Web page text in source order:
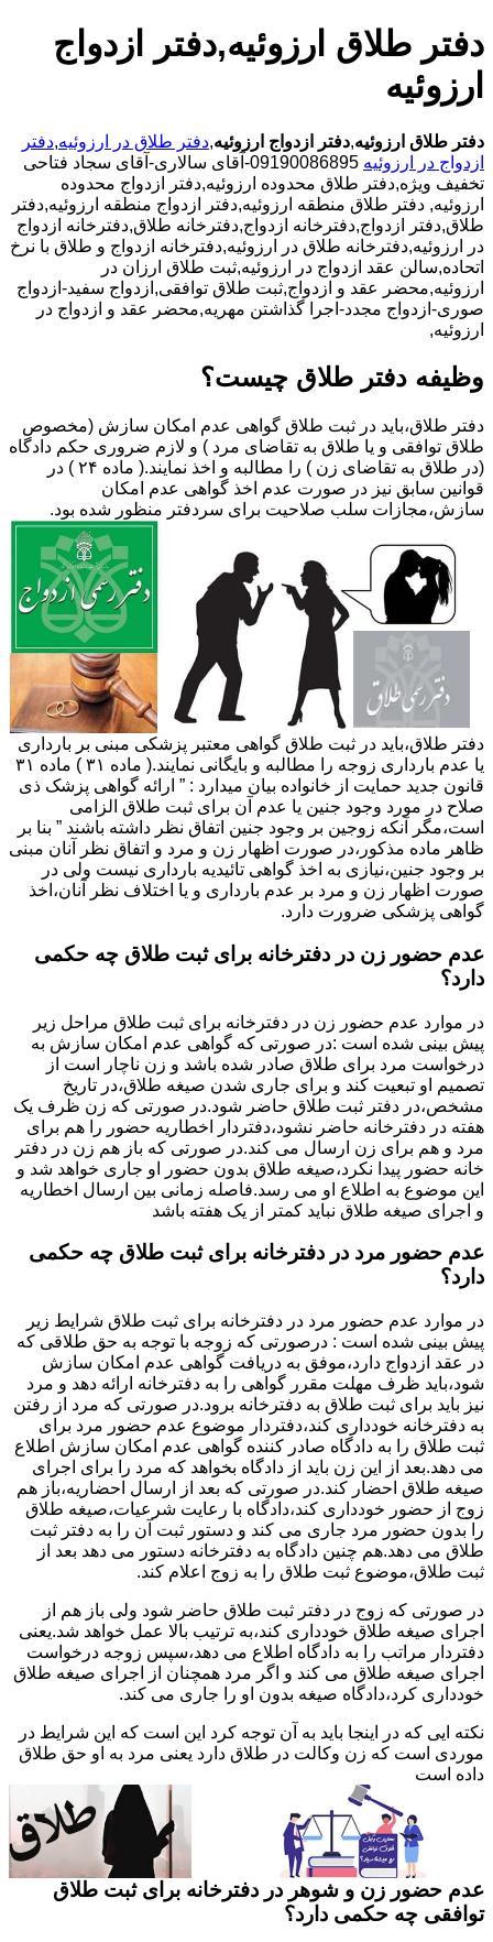
دفتر طلاق ارزوئیه,دفتر ازدواج
ارزوئیه
دفتر طلاق ارزوئیه,دفتر ازدواج ارزوئیه,دفتر طلاق در ارزوئیه,دفتر
ازدواج در ارزوئیه
09190086895-آقای سالاری-آقای سجاد فتاحی
تخفیف ویژه,دفتر طلاق محدوده ارزوئیه,دفتر ازدواج محدوده
ارزوئیه, دفتر طلاق منطقه ارزوئیه,دفتر ازدواج منطقه ارزوئیه,دفتر
طلاق,دفتر ازدواج,دفترخانه ازدواج,دفترخانه طلاق,دفترخانه ازدواج
در ارزوئیه,دفترخانه طلاق در ارزوئیه,دفترخانه ازدواج و طلاق با نرخ
اتحاده,سالن عقد ازدواج در ارزوئیه,ثبت طلاق ارزان در
ارزوئیه,محضر عقد و ازدواج,ثبت طلاق توافقی,ازدواج سفید-ازدواج
صوری-ازدواج مجدد-اجرا گذاشتن مهریه,محضر عقد و ازدواج در
ارزوئیه,
وظیفه دفتر طلاق چیست؟
دفتر طلاق،باید در ثبت طلاق گواهی عدم امکان سازش (مخصوص
طلاق توافقی و یا طلاق به تقاضای مرد ) و لازم ضروری حکم دادگاه
(در طلاق به تقاضای زن ) را مطالبه و اخذ نمایند.( ماده ۲۴ ) در
قوانین سابق نیز در صورت عدم اخذ گواهی عدم امکان
سازش،مجازات سلب صلاحیت برای سردفتر منظور شده بود.
دفتر طلاق،باید در ثبت طلاق گواهی معتبر پزشکی مبنی بر بارداری
یا عدم بارداری زوجه را مطالبه و بایگانی نمایند.( ماده ۳۱ ) ماده ۳۱
قانون جدید حمایت از خانواده بیان میدارد : ” ارائه گواهی پزشک ذی
صلاح در مورد وجود جنین یا عدم آن برای ثبت طلاق الزامی
است،مگر آنکه زوجین بر وجود جنین اتفاق نظر داشته باشند ” بنا بر
ظاهر ماده مذکور،در صورت اظهار زن و مرد و اتفاق نظر آنان مبنی
بر وجود جنین،نیازی به اخذ گواهی تائیدیه بارداری نیست ولی در
صورت اظهار زن و مرد بر عدم بارداری و یا اختلاف نظر آنان،اخذ
گواهی پزشکی ضرورت دارد.
عدم حضور زن در دفترخانه برای ثبت طلاق چه حکمی
دارد؟
در موارد عدم حضور زن در دفترخانه برای ثبت طلاق مراحل زیر
پیش بینی شده است :در صورتی که گواهی عدم امکان سازش به
درخواست مرد برای طلاق صادر شده باشد و زن ناچار است از
تصمیم او تبعیت کند و برای جاری شدن صیغه طلاق،در تاریخ
مشخص،در دفتر ثبت طلاق حاضر شود.در صورتی که زن ظرف یک
هفته در دفترخانه حاضر نشود،دفتردار اخطاریه حضور را هم برای
مرد و هم برای زن ارسال می کند.در صورتی که باز هم زن در دفتر
خانه حضور پیدا نکرد،صیغه طلاق بدون حضور او جاری خواهد شد و
این موضوع به اطلاع او می رسد.فاصله زمانی بین ارسال اخطاریه
و اجرای صیغه طلاق نباید کمتر از یک هفته باشد
عدم حضور مرد در دفترخانه برای ثبت طلاق چه حکمی
دارد؟
در موارد عدم حضور مرد در دفترخانه برای ثبت طلاق شرایط زیر
پیش بینی شده است : درصورتی که زوجه با توجه به حق طلاقی که
در عقد ازدواج دارد،موفق به دریافت گواهی عدم امکان سازش
شود،باید ظرف مهلت مقرر گواهی را به دفترخانه ارائه دهد و مرد
نیز باید برای ثبت طلاق به دفترخانه برود.در صورتی که مرد از رفتن
به دفترخانه خودداری کند،دفتردار موضوع عدم حضور مرد برای
ثبت طلاق را به دادگاه صادر کننده گواهی عدم امکان سازش اطلاع
می دهد.بعد از این زن باید از دادگاه بخواهد که مرد را برای اجرای
صیغه طلاق احضار کند.در صورتی که بعد از ارسال احضاریه،باز هم
زوج از حضور خودداری کند،دادگاه با رعایت شرعیات،صیغه طلاق
را بدون حضور مرد جاری می کند و دستور ثبت آن را به دفتر ثبت
طلاق می دهد.هم چنین دادگاه به دفترخانه دستور می دهد بعد از
ثبت طلاق،موضوع ثبت طلاق را به زوج اعلام کند.
در صورتی که زوج در دفتر ثبت طلاق حاضر شود ولی باز هم از
اجرای صیغه طلاق خودداری کند،به ترتیب بالا عمل خواهد شد.یعنی
دفتردار مراتب را به دادگاه اطلاع می دهد،سپس زوجه درخواست
اجرای صیغه طلاق می کند و اگر مرد همچنان از اجرای صیغه طلاق
خودداری کرد،دادگاه صیغه بدون او را جاری می کند.
نکته ایی که در اینجا باید به آن توجه کرد این است که این شرایط در
موردی است که زن وکالت در طلاق دارد یعنی مرد به او حق طلاق
داده است
عدم حضور زن و شوهر در دفترخانه برای ثبت طلاق
توافقی چه حکمی دارد؟